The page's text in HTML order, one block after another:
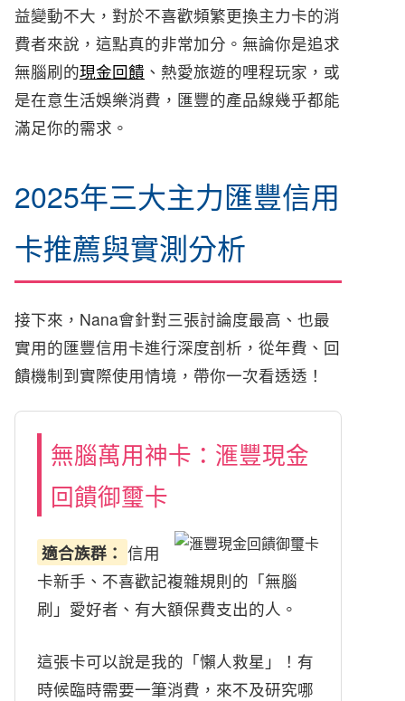
益變動不大，對於不喜歡頻繁更換主力卡的消
費者來說，這點真的非常加分。無論你是追求
無腦刷的現金回饋 、熱愛旅遊的哩程玩家，或
是在意生活娛樂消費，匯豐的產品線幾乎都能
滿足你的需求。
2025年三大主力匯豐信用
卡推薦與實測分析
接下來，Nana會針對三張討論度最高、也最
實用的匯豐信用卡進行深度剖析，從年費、回
饋機制到實際使用情境，帶你一次看透透！
無腦萬用神卡：滙豐現金
回饋御璽卡
適合族群： 信用
卡新手、不喜歡記複雜規則的「無腦
刷」愛好者、有大額保費支出的人。
這張卡可以說是我的「懶人救星」！有
時候臨時需要一筆消費，來不及研究哪